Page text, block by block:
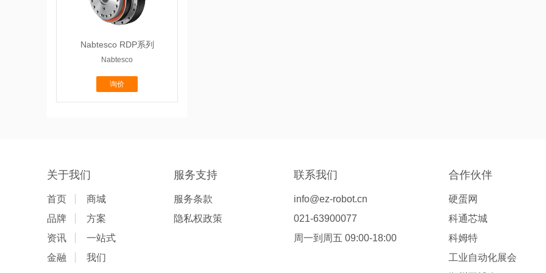
Nabtesco RDP系列
Nabtesco
询价
关于我们
首页
商城
品牌
方案
资讯
一站式
金融
我们
服务支持
服务条款
隐私权政策
联系我们
info@ez-robot.cn
021-63900077
周一到周五 09:00-18:00
合作伙伴
硬蛋网
科通芯城
科姆特
工业自动化展会